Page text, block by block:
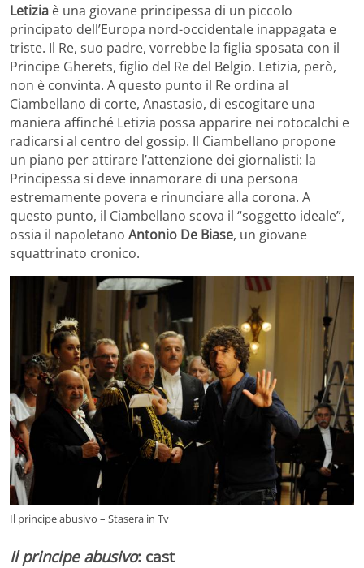
Letizia è una giovane principessa di un piccolo
principato dell’Europa nord-occidentale inappagata e
triste. Il Re, suo padre, vorrebbe la figlia sposata con il
Principe Gherets, figlio del Re del Belgio. Letizia, però,
non è convinta. A questo punto il Re ordina al
Ciambellano di corte, Anastasio, di escogitare una
maniera affinché Letizia possa apparire nei rotocalchi e
radicarsi al centro del gossip. Il Ciambellano propone
un piano per attirare l’attenzione dei giornalisti: la
Principessa si deve innamorare di una persona
estremamente povera e rinunciare alla corona. A
questo punto, il Ciambellano scova il “soggetto ideale”,
ossia il napoletano Antonio De Biase, un giovane
squattrinato cronico.
Il principe abusivo – Stasera in Tv
Il principe abusivo: cast